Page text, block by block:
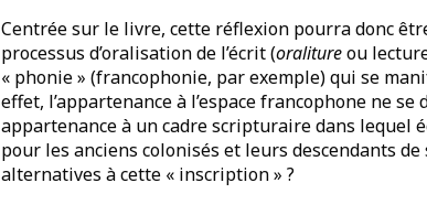
Centrée sur le livre, cette réflexion pourra donc
processus d’oralisation de l’écrit (oralitureou
« phonie » (francophonie, par exemple) qui se
effet, l’appartenance à l’espace francophone ne
appartenance à un cadre scripturaire dans lequel
pour les anciens colonisés et leurs descendants
alternatives à cette « inscription » ?